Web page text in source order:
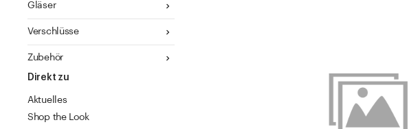
Gläser
Verschlüsse
Zubehör
Direkt zu
Aktuelles
Shop the Look